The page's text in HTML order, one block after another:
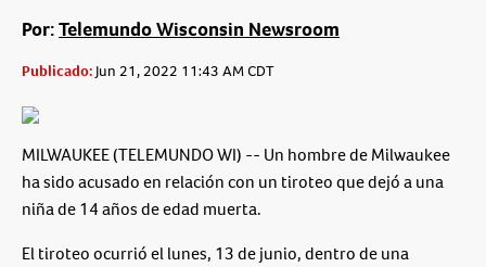
Por:Telemundo Wisconsin Newsroom
Publicado:Jun 21, 2022 11:43 AM CDT
MILWAUKEE (TELEMUNDO WI) -- Un hombre de Milwaukee
ha sido acusado en relación con un tiroteo que dejó a una
niña de 14 años de edad muerta.
El tiroteo ocurrió el lunes, 13 de junio, dentro de una